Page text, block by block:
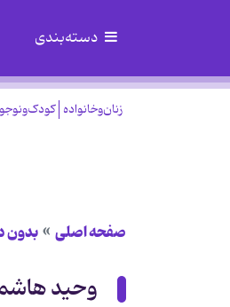
دسته‌بندی
زنان‌وخانواده
صفحه اصلی بدون
وحید